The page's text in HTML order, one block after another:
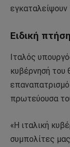
Ειδική
Ιταλός
κυβέρνησή του
πρωτεύουσα
«Η ιταλική
συμπολίτες